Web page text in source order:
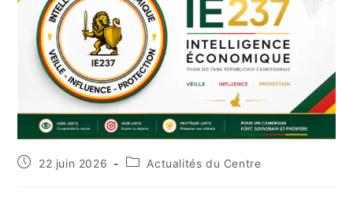
22 juin 2026 Actualités du Centre